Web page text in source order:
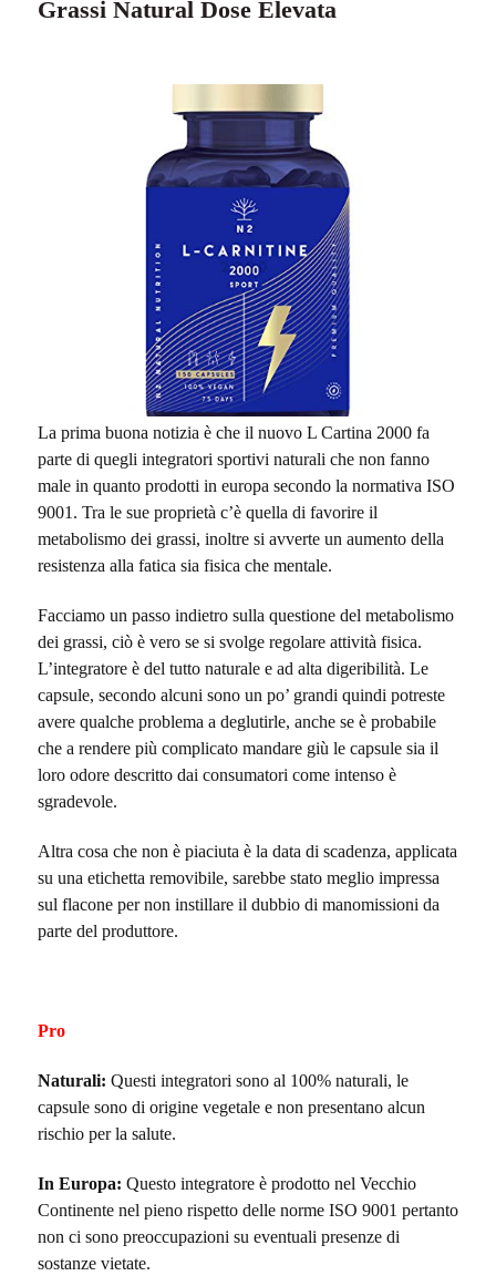
Grassi Natural Dose Elevata
La prima buona notizia è che il nuovo L Cartina 2000 fa
parte di quegli integratori sportivi naturali che non fanno
male in quanto prodotti in europa secondo la normativa ISO
9001. Tra le sue proprietà c’è quella di favorire il
metabolismo dei grassi, inoltre si avverte un aumento della
resistenza alla fatica sia fisica che mentale.
Facciamo un passo indietro sulla questione del metabolismo
dei grassi, ciò è vero se si svolge regolare attività fisica.
L’integratore è del tutto naturale e ad alta digeribilità. Le
capsule, secondo alcuni sono un po’ grandi quindi potreste
avere qualche problema a deglutirle, anche se è probabile
che a rendere più complicato mandare giù le capsule sia il
loro odore descritto dai consumatori come intenso è
sgradevole.
Altra cosa che non è piaciuta è la data di scadenza, applicata
su una etichetta removibile, sarebbe stato meglio impressa
sul flacone per non instillare il dubbio di manomissioni da
parte del produttore.
Pro
Naturali: Questi integratori sono al 100% naturali, le
capsule sono di origine vegetale e non presentano alcun
rischio per la salute.
In Europa: Questo integratore è prodotto nel Vecchio
Continente nel pieno rispetto delle norme ISO 9001 pertanto
non ci sono preoccupazioni su eventuali presenze di
sostanze vietate.